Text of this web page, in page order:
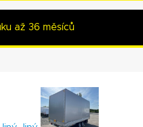
až 36 měsíců